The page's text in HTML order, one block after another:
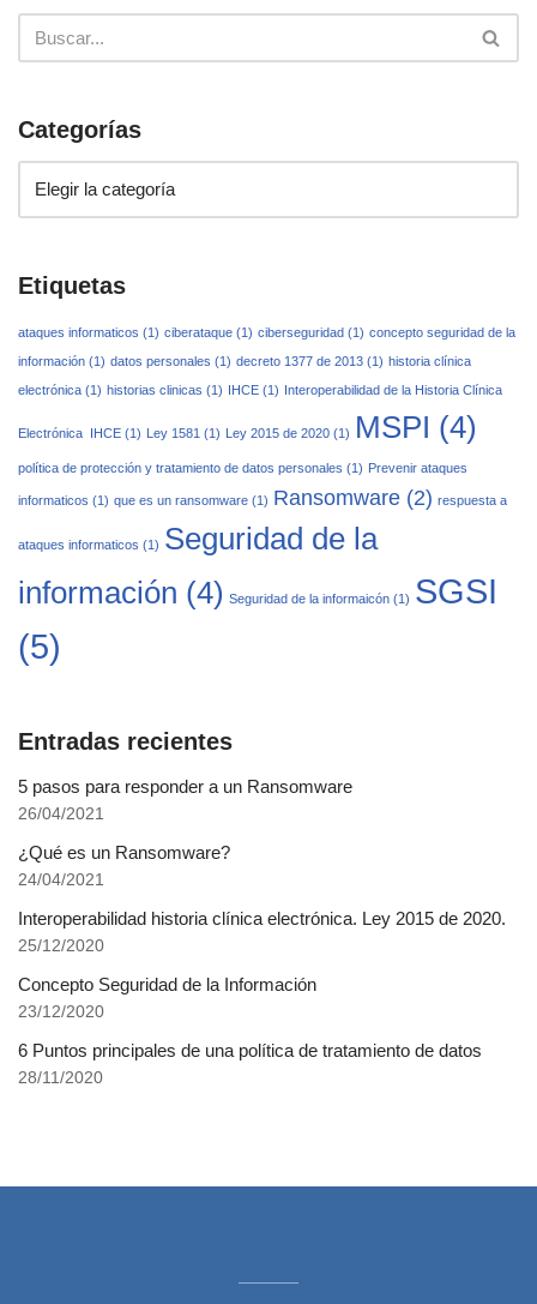
Categorías
Etiquetas
ataques informaticos (1) ciberataque (1) ciberseguridad (1) concepto seguridad de la
información (1) datos personales (1) decreto 1377 de 2013 (1) historia clínica
electrónica (1) historias clinicas (1) IHCE (1) Interoperabilidad de la Historia Clínica
Electrónica ­ IHCE (1) Ley 1581 (1) Ley 2015 de 2020 (1) MSPI (4)
política de protección y tratamiento de datos personales (1) Prevenir ataques
informaticos (1) que es un ransomware (1) Ransomware (2) respuesta a
ataques informaticos (1) Seguridad de la
información (4) Seguridad de la informaicón (1) SGSI
(5)
Entradas recientes
5 pasos para responder a un Ransomware
26/04/2021
¿Qué es un Ransomware?
24/04/2021
Interoperabilidad historia clínica electrónica. Ley 2015 de 2020.
25/12/2020
Concepto Seguridad de la Información
23/12/2020
6 Puntos principales de una política de tratamiento de datos
28/11/2020